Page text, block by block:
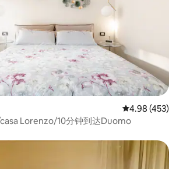
平均评分 4.98
4.98 (453)
Lorenzo/10分钟到达Duomo